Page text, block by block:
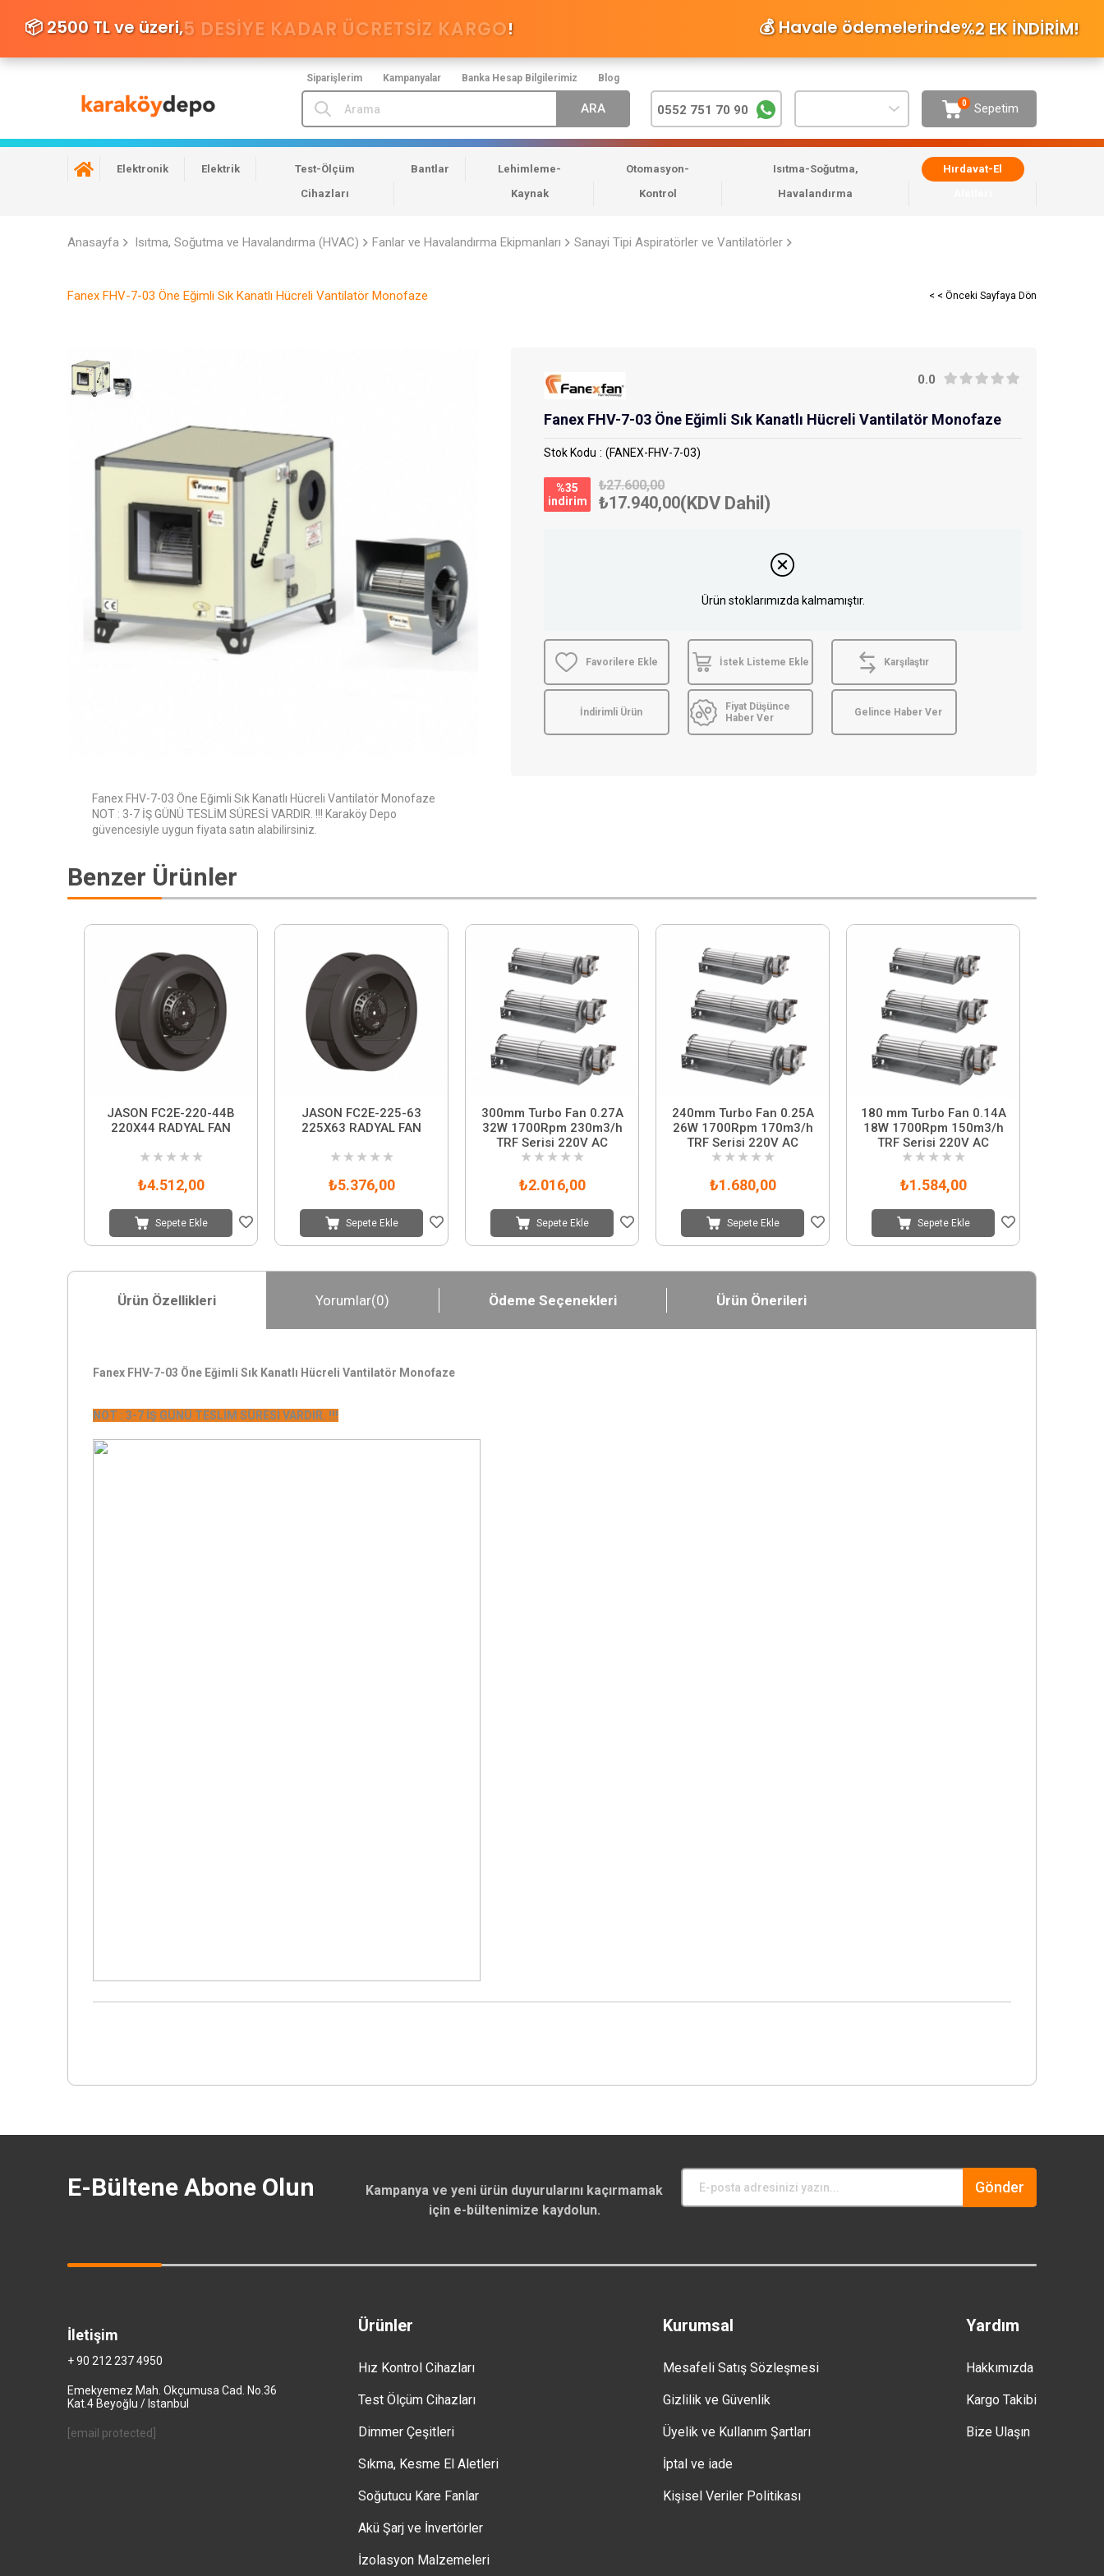
Siparişlerim Kampanyalar Banka Hesap Bilgilerimiz Blog
📦 2500 TL ve üzeri,5 DESIYE KADAR ÜCRETSİZ KARGO! 💰 Havale ödemelerinde%2 EK İNDİRİM!
Sepetim
0
0552 751 70 90
Elektronik Elektrik
Test-Ölçüm
Cihazları
Bantlar
Lehimleme-
Kaynak
Otomasyon-
Kontrol
Isıtma-Soğutma,
Havalandırma
Hırdavat-El
Anasayfa Isıtma, Soğutma ve Havalandırma (HVAC) Fanlar ve Havalandırma Ekipmanları Sanayi Tipi Aspiratörler ve Vantilatörler
Fanex FHV-7-03 Öne Eğimli Sık Kanatlı Hücreli Vantilatör Monofaze < < Önceki Sayfaya Dön
Fanex FHV-7-03 Öne Eğimli Sık Kanatlı Hücreli Vantilatör Monofaze
NOT : 3-7 İŞ GÜNÜ TESLİM SÜRESİ VARDIR. !!! Karaköy Depo
güvencesiyle uygun fiyata satın alabilirsiniz.
0.0
Fanex FHV-7-03 Öne Eğimli Sık Kanatlı Hücreli Vantilatör Monofaze
Stok Kodu (FANEX-FHV-7-03)
%35
i̇ndirim
₺27.600,00
₺17.940,00(KDV Dahil)
Ürün stoklarımızda kalmamıştır.
Favorilere Ekle İstek Listeme Ekle Karşılaştır
İndirimli Ürün
Fiyat Düşünce
Haber Ver
Gelince Haber Ver
Benzer Ürünler
JASON FC2E-220-44B
220X44 RADYAL FAN
★ ★ ★ ★ ★
₺4.512,00
Sepete Ekle
JASON FC2E-225-63
225X63 RADYAL FAN
★ ★ ★ ★ ★
₺5.376,00
Sepete Ekle
300mm Turbo Fan 0.27A
32W 1700Rpm 230m3/h
TRF Serisi 220V AC
★ ★ ★ ★ ★
₺2.016,00
Sepete Ekle
240mm Turbo Fan 0.25A
26W 1700Rpm 170m3/h
TRF Serisi 220V AC
★ ★ ★ ★ ★
₺1.680,00
Sepete Ekle
180 mm Turbo Fan 0.14A
18W 1700Rpm 150m3/h
TRF Serisi 220V AC
★ ★ ★ ★ ★
₺1.584,00
Sepete Ekle
Ürün Özellikleri Yorumlar(0) Ödeme Seçenekleri Ürün Önerileri
Fanex FHV-7-03 Öne Eğimli Sık Kanatlı Hücreli Vantilatör Monofaze
NOT : 3-7 İŞ GÜNÜ TESLİM SÜRESİ VARDIR. !!!
E-Bültene Abone Olun
Kampanya ve yeni ürün duyurularını kaçırmamak
için e-bültenimize kaydolun.
Gönder
Ürünler
Hız Kontrol Cihazları
Test Ölçüm Cihazları
Dimmer Çeşitleri
Sıkma, Kesme El Aletleri
Soğutucu Kare Fanlar
Akü Şarj ve İnvertörler
İzolasyon Malzemeleri
Kurumsal
Mesafeli Satış Sözleşmesi
Gizlilik ve Güvenlik
Üyelik ve Kullanım Şartları
İptal ve iade
Kişisel Veriler Politikası
Yardım
Hakkımızda
Kargo Takibi
Bize Ulaşın
İletişim
+ 90 212 237 4950
Emekyemez Mah. Okçumusa Cad. No.36
Kat.4 Beyoğlu / Istanbul
[email protected]